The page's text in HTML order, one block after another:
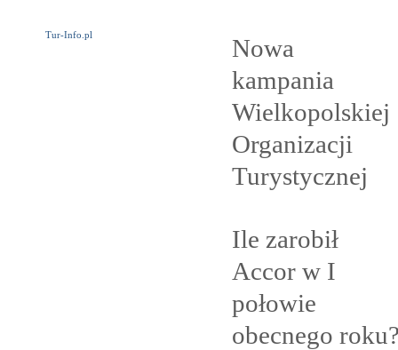
Tur-Info.pl
Nowa
kampania
Wielkopolskiej
Organizacji
Turystycznej
Ile zarobił
Accor w I
połowie
obecnego